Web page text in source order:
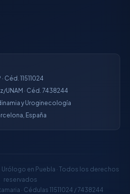
Céd. 11511024
UNAM · Céd. 7438244
y Uroginecología
España
en Puebla · Todos los derechos
reservados
· Cédulas 11511024 / 7438244